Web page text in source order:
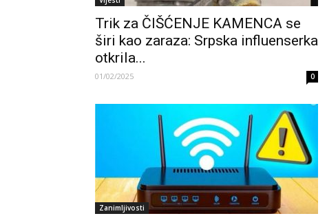
Trik za ČIŠĆENJE KAMENCA se
širi kao zaraza: Srpska influenserka
otkrila...
01/02/2025 0
Zanimljivosti